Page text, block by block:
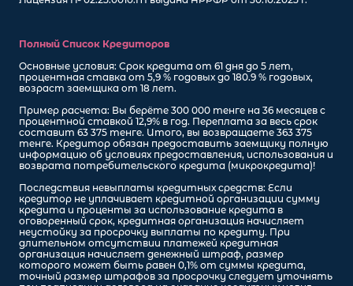
Полный Список Кредиторов
Основные условия: Срок кредита от 61 дня до 5 лет,
процентная ставка от 5,9 % годовых до 180.9 % годовых,
возраст заемщика от 18 лет.
Пример расчета: Вы берёте 300 000 тенге на 36 месяцев с
процентной ставкой 12,9% в год. Переплата за весь срок
составит 63 375 тенге. Итого, вы возвращаете 363 375
тенге. Кредитор обязан предоставить заемщику полную
информацию об условиях предоставления, использования и
возврата потребительского кредита (микрокредита)!
Последствия невыплаты кредитных средств: Если
кредитор не уплачивает кредитной организации сумму
кредита и проценты за использование кредита в
оговоренный срок, кредитная организация начисляет
неустойку за просрочку выплаты по кредиту. При
длительном отсутствии платежей кредитная
организация начисляет денежный штраф, размер
которого может быть равен 0,1% от суммы кредита,
точный размер штрафов за просрочку следует уточнять